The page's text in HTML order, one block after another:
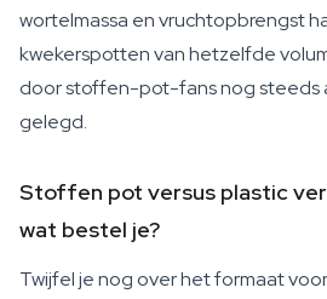
wortelmassa en vruchtopbrengst
kwekerspotten van hetzelfde
door stoffen-pot-fans nog steeds
gelegd.
Stoffen pot versus plastic
wat bestel je?
Twijfel je nog over het formaat